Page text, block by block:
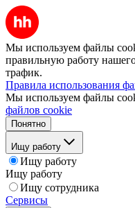
Мы используем файлы
правильную работу
трафик.
Правила использования
Мы используем файлы
файлов cookie
Понятно
Ищу работу
Ищу работу
Ищу работу
Ищу сотрудника
Сервисы